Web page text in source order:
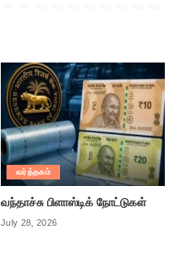
வர்த்தகம்
வந்தாச்சு பிளாஸ்டிக் நோட்டுகள்
July 28, 2026